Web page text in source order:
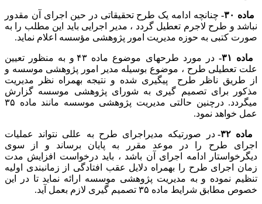
ماده ۳۰-
چنانچه ادامه یک طرح تحقیقاتی در حین اجرای آن مقدور
نباشد و طرح لاجرم تعطیل گردد ، مدیر اجرایی باید این مطلب را به
صورت کتبی به حوزه مدیریت امور پژوهشی مؤسسه اعلام نماید.
ماده ۳۱-
در مورد طرحهای موضوع ماده ۴٣ و به منظور تعیین
علت تعطیلی طرح ، موضوع بوسیله مدیر امور پژوهشی موسسه و
از طریق ناظر طرح پیگیری شده و نتیجه بهمراه نظر مدیریت
مذکور برای تصمیم گیری به شورای پژوهشی موسسه گزارش
میگردد. درچنین حالتی مدیریت پژوهشی موسسه مانند ماده ۳۵
عمل خواهد نمود.
ماده ۳۲-
در صورتیکه مدیراجرای طرح به عللی نتواند عملیات
اجرای طرح را در موعد مقرر به پایان برساند و از سوی
دیگرخواستار ادامه اجرای آن باشد ، باید درخواست افزایش مدت
زمان اجرای طرح را بهمراه دلایل عقب افتادگی از زمانبندی اولیه
تنظیم نموده و به مدیریت پژوهشی موسسه ارائه نماید تا در این
خصوص مطابق شرایط ماده ۳۵ تصمیم گیری لازم بعمل آید.